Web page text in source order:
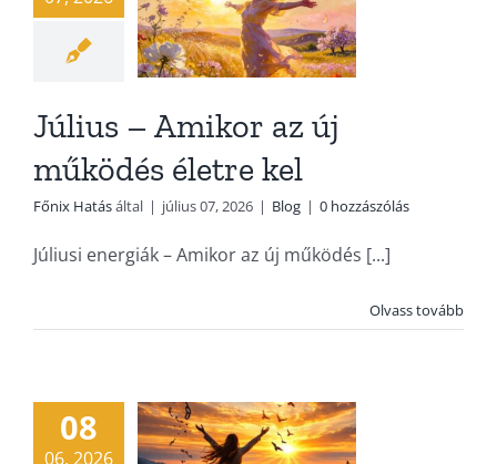
Július – Amikor az új
működés életre kel
Főnix Hatásáltal | július 07, 2026 | Blog | 0 hozzászólás
Júliusi energiák – Amikor az új működés [...]
Olvass tovább
08
06, 2026
Június – Le
Blog